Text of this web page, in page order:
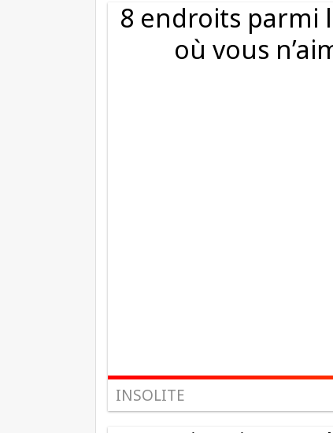
8 endroits parmi
où vous
INSOLITE